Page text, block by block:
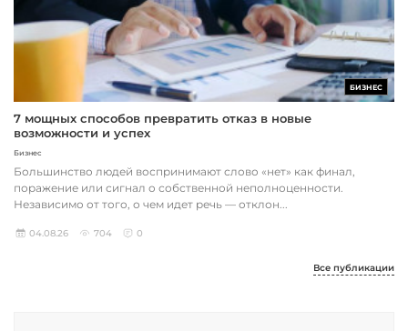
БИЗНЕС
7 мощных способов превратить отказ в новые
возможности и успех
Бизнес
Большинство людей воспринимают слово «нет» как финал,
поражение или сигнал о собственной неполноценности.
Независимо от того, о чем идет речь — отклон...
04.08.26 704 0
Все публикации